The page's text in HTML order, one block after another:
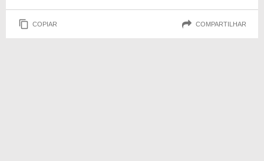
COPIAR COMPARTILHAR